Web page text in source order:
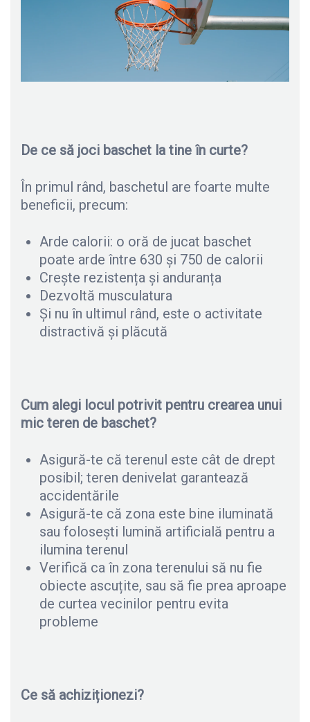
De ce să joci baschet la tine în curte?
În primul rând, baschetul are foarte multe
beneficii, precum:
Arde calorii: o oră de jucat baschet
poate arde între 630 și 750 de calorii
Crește rezistența și anduranța
Dezvoltă musculatura
Și nu în ultimul rând, este o activitate
distractivă și plăcută
Cum alegi locul potrivit pentru crearea unui
mic teren de baschet?
Asigură-te că terenul este cât de drept
posibil; teren denivelat garantează
accidentările
Asigură-te că zona este bine iluminată
sau folosești lumină artificială pentru a
ilumina terenul
Verifică ca în zona terenului să nu fie
obiecte ascuțite, sau să fie prea aproape
de curtea vecinilor pentru evita
probleme
Ce să achiziționezi?